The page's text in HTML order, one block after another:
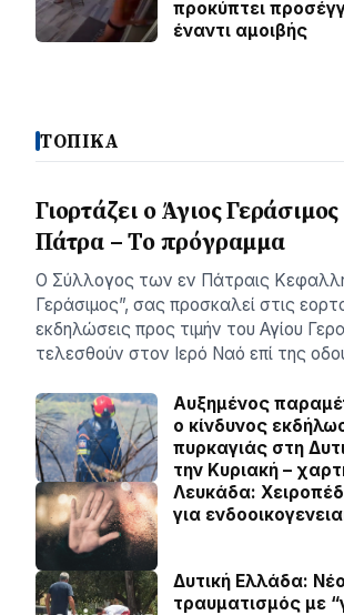
προκύπτει
έναντι αμοιβής
ΤΟΠΙΚΑ
Γιορτάζει ο Άγιος
Πάτρα – Το πρόγραμμα
Ο Σύλλογος των εν Πάτραις
Γεράσιμος”, σας προσκαλεί στις
εκδηλώσεις προς τιμήν του Αγίου
τελεσθούν στον Ιερό Ναό επί της
Αυξημένος
ο κίνδυνος
πυρκαγιάς στη
την Κυριακή –
Λευκάδα:
για
Δυτική Ελλάδα:
τραυματισμός με